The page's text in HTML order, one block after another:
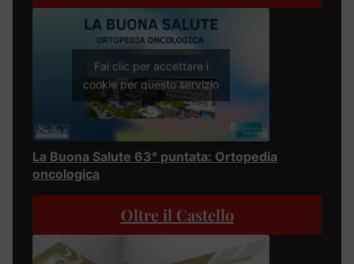
Fai clic per accettare i
cookie per questo servizio
La Buona Salute 63° puntata: Ortopedia
oncologica
Oltre il Castello